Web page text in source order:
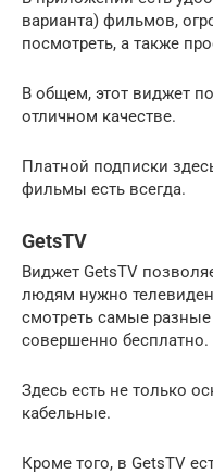
варианта) фильмов,
посмотреть, а также
В общем, этот виджет
отличном качестве.
Платной подписки
фильмы есть всегда.
GetsTV
Виджет GetsTV
людям нужно
смотреть самые
совершенно бесплатно.
Здесь есть не только
кабельные.
Кроме того, в GetsTV